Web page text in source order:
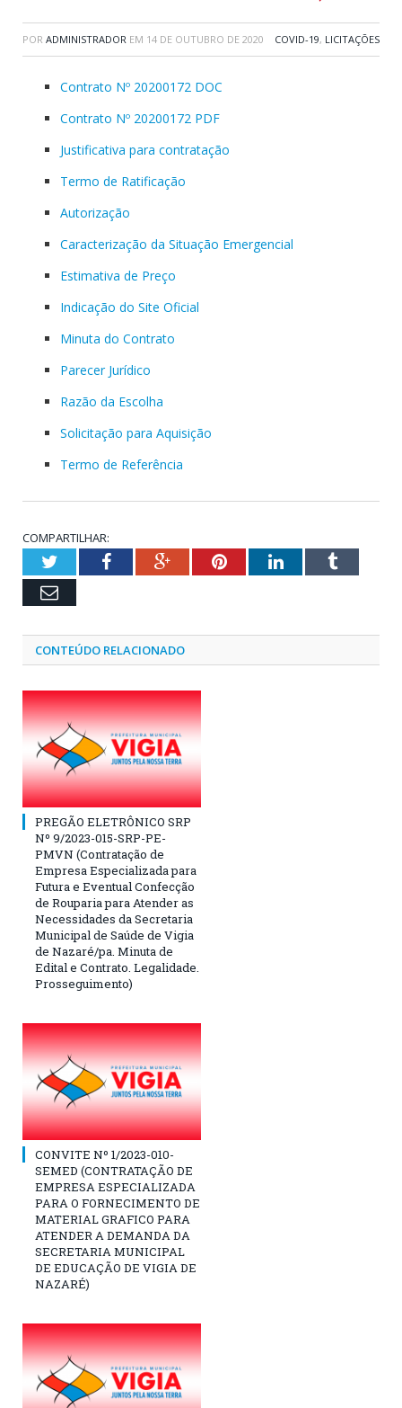
POR ADMINISTRADOR EM 14 DE OUTUBRO DE 2020 COVID-19, LICITAÇÕES
Contrato Nº 20200172 DOC
Contrato Nº 20200172 PDF
Justificativa para contratação
Termo de Ratificação
Autorização
Caracterização da Situação Emergencial
Estimativa de Preço
Indicação do Site Oficial
Minuta do Contrato
Parecer Jurídico
Razão da Escolha
Solicitação para Aquisição
Termo de Referência
COMPARTILHAR:
TwitterFacebookGoogle+PinterestLinkedInTumblr
Email
CONTEÚDO RELACIONADO
PREGÃO ELETRÔNICO SRP
Nº 9/2023-015-SRP-PE-
PMVN (Contratação de
Empresa Especializada para
Futura e Eventual Confecção
de Rouparia para Atender as
Necessidades da Secretaria
Municipal de Saúde de Vigia
de Nazaré/pa. Minuta de
Edital e Contrato. Legalidade.
Prosseguimento)
CONVITE Nº 1/2023-010-
SEMED (CONTRATAÇÃO DE
EMPRESA ESPECIALIZADA
PARA O FORNECIMENTO DE
MATERIAL GRAFICO PARA
ATENDER A DEMANDA DA
SECRETARIA MUNICIPAL
DE EDUCAÇÃO DE VIGIA DE
NAZARÉ)